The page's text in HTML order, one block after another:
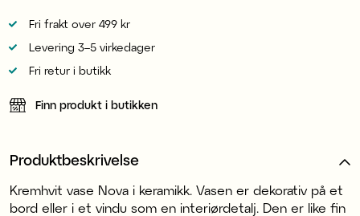
Fri frakt over 499 kr
Levering 3–5 virkedager
Fri retur i butikk
Finn produkt i butikken
Produktbeskrivelse
Kremhvit vase Nova i keramikk. Vasen er dekorativ på et
bord eller i et vindu som en interiørdetalj. Den er like fin